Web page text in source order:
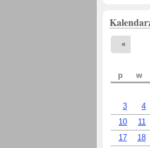
«
p w
3
4
10
11
17
18